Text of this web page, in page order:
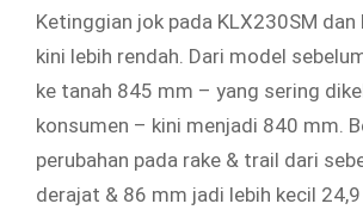
Ketinggian jok pada KLX230SM dan
kini lebih rendah. Dari model
ke tanah 845 mm – yang sering
konsumen – kini menjadi 840 mm.
perubahan pada rake & trail dari
derajat & 86 mm jadi lebih kecil